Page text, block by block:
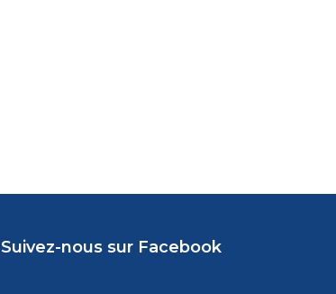
Suivez-nous sur Facebook